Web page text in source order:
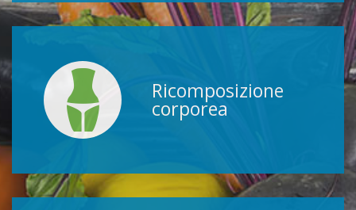
Ricomposizione
corporea